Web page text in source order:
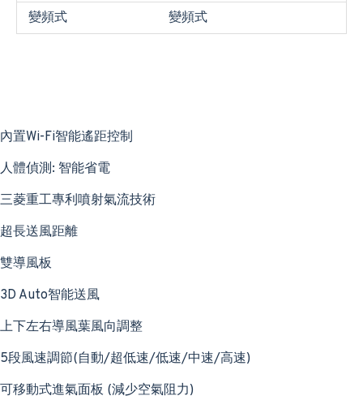
變頻式
變頻式
內置Wi-Fi智能遙距控制
人體偵測: 智能省電
三菱重工專利噴射氣流技術
超長送風距離
雙導風板
3D Auto智能送風
上下左右導風葉風向調整
5段風速調節(自動/超低速/低速/中速/高速)
可移動式進氣面板 (減少空氣阻力)